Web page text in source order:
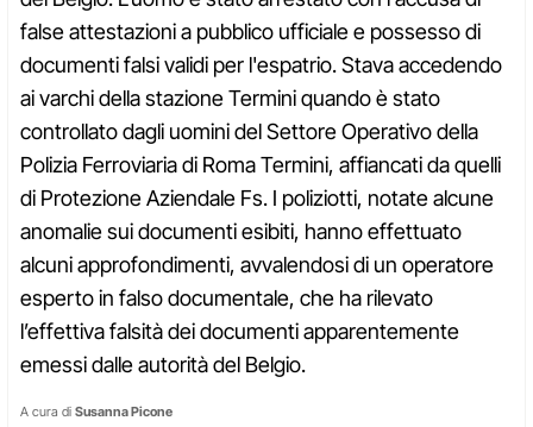
false attestazioni a pubblico ufficiale e possesso di
documenti falsi validi per l'espatrio. Stava accedendo
ai varchi della stazione Termini quando è stato
controllato dagli uomini del Settore Operativo della
Polizia Ferroviaria di Roma Termini, affiancati da quelli
di Protezione Aziendale Fs. I poliziotti, notate alcune
anomalie sui documenti esibiti, hanno effettuato
alcuni approfondimenti, avvalendosi di un operatore
esperto in falso documentale, che ha rilevato
l’effettiva falsità dei documenti apparentemente
emessi dalle autorità del Belgio.
A cura di Susanna Picone